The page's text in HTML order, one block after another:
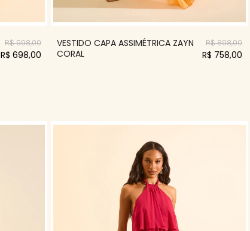
R$ 998,00
R$ 698,00
VESTIDO CAPA ASSIMÉTRICA ZAYN
CORAL
R$ 898,00
R$ 758,00